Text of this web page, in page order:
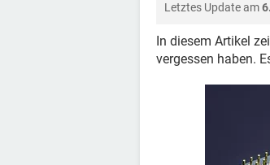
Letztes Update am
In diesem Artikel
vergessen haben.